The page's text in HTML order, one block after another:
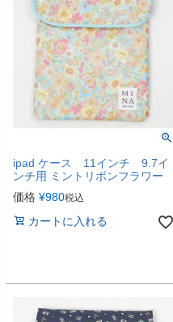
ipad ケース 11インチ 9.7イ
ンチ用 ミントリボンフラワー
価格 ¥980税込
カートに入れる